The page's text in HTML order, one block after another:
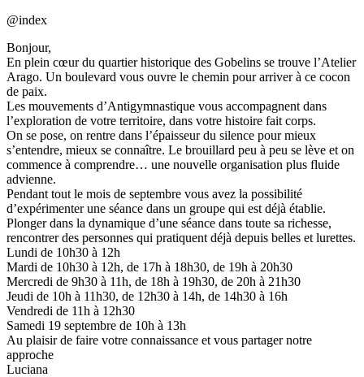
@index
Bonjour,
En plein cœur du quartier historique des Gobelins se trouve l’Atelier
Arago. Un boulevard vous ouvre le chemin pour arriver à ce cocon
de paix.
Les mouvements d’Antigymnastique vous accompagnent dans
l’exploration de votre territoire, dans votre histoire fait corps.
On se pose, on rentre dans l’épaisseur du silence pour mieux
s’entendre, mieux se connaître. Le brouillard peu à peu se lève et on
commence à comprendre… une nouvelle organisation plus fluide
advienne.
Pendant tout le mois de septembre vous avez la possibilité
d’expérimenter une séance dans un groupe qui est déjà établie.
Plonger dans la dynamique d’une séance dans toute sa richesse,
rencontrer des personnes qui pratiquent déjà depuis belles et lurettes.
Lundi de 10h30 à 12h
Mardi de 10h30 à 12h, de 17h à 18h30, de 19h à 20h30
Mercredi de 9h30 à 11h, de 18h à 19h30, de 20h à 21h30
Jeudi de 10h à 11h30, de 12h30 à 14h, de 14h30 à 16h
Vendredi de 11h à 12h30
Samedi 19 septembre de 10h à 13h
Au plaisir de faire votre connaissance et vous partager notre
approche
Luciana